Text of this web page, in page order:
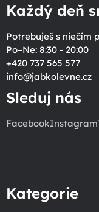
Každý deň
Potrebuješ s niečím
Po–Ne: 8:30 - 20:00
+420 737 565 577
info@jabkolevne.cz
Sleduj nás
FacebookInstagram
Kategorie